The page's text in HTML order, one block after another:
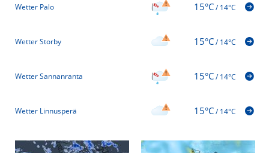
Wetter Palo 15°C/14°C
Wetter Storby 15°C/14°C
Wetter Sannanranta 15°C/14°C
Wetter Linnusperä 15°C/14°C